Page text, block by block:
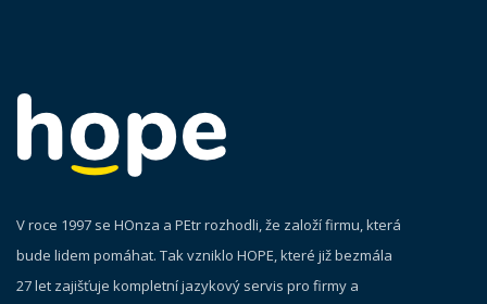
V roce 1997 se HOnza a PEtr rozhodli, že založí firmu, která
bude lidem pomáhat. Tak vzniklo HOPE, které již bezmála
27 let zajišťuje kompletní jazykový servis pro firmy a